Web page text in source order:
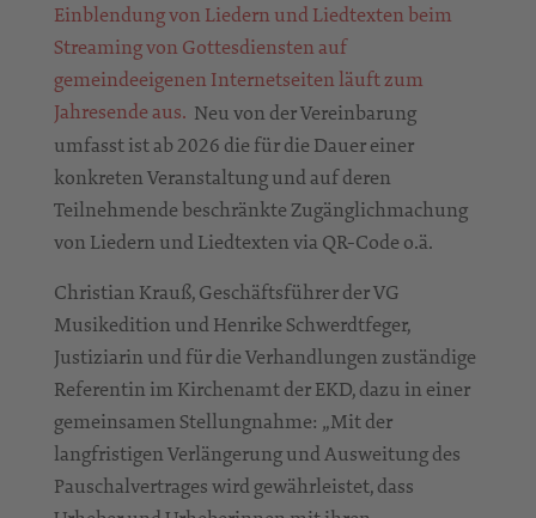
Einblendung von Liedern und Liedtexten beim
Streaming von Gottesdiensten auf
gemeindeeigenen Internetseiten läuft zum
Jahresende aus. Neu von der Vereinbarung
umfasst ist ab 2026 die für die Dauer einer
konkreten Veranstaltung und auf deren
Teilnehmende beschränkte Zugänglichmachung
von Liedern und Liedtexten via QR-Code o.ä.
Christian Krauß, Geschäftsführer der VG
Musikedition und Henrike Schwerdtfeger,
Justiziarin und für die Verhandlungen zuständige
Referentin im Kirchenamt der EKD, dazu in einer
gemeinsamen Stellungnahme: „Mit der
langfristigen Verlängerung und Ausweitung des
Pauschalvertrages wird gewährleistet, dass